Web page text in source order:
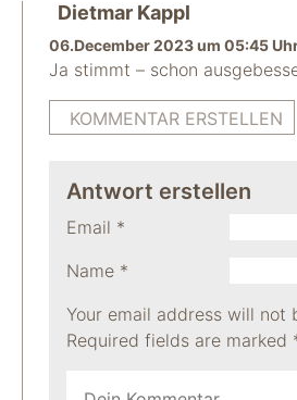
Dietmar Kappl
06.December 2023 um 05:45
Ja stimmt – schon
KOMMENTAR ERSTELLEN
Antwort erstellen
Your email address will not
Required fields are marked
Name *
Email *